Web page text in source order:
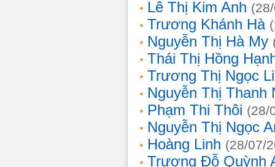
Lê Thị Kim Anh
Trương Khánh Hà
Nguyễn Thị Hà My
Thái Thị Hồng
Trương Thị Ngọc
Nguyễn Thị Thanh
Phạm Thi Thôi (28/
Nguyễn Thị Ngọc
Hoàng Linh (28/07/
Trương Đỗ Quỳnh